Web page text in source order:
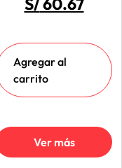
Agregar al
carrito
Ver más